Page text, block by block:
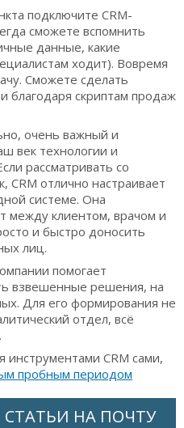
подключите CRM-
сможете вспомнить
данные, какие
ходит). Вовремя
Сможете сделать
благодаря скриптам продаж
очень важный и
век технологии и
рассматривать со
CRM отлично настраивает
системе. Она
между клиентом, врачом и
и быстро доносить
лиц.
помогает
взвешенные решения, на
Для его формирования не
отдел, всё
инструментами CRM сами,
пробным периодом
НА ПОЧТУ